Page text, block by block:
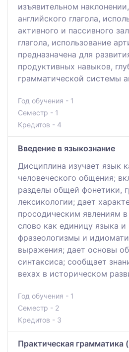
изъявительном
английского глагола,
активного и пассивного
глагола, использование
предназначена для
продуктивных навыков,
грамматической системы
Год обучения - 1
Семестр - 1
Кредитов - 4
Введение в языкознание
Дисциплина изучает язык
человеческого общения;
разделы общей фонетики,
лексикологии; дает
просодическим явлениям в
слово как единицу языка и
фразеологизмы и
выражения; дает основы
синтаксиса; сообщает
вехах в историческом
Год обучения - 1
Семестр - 2
Кредитов - 3
Практическая грамматика